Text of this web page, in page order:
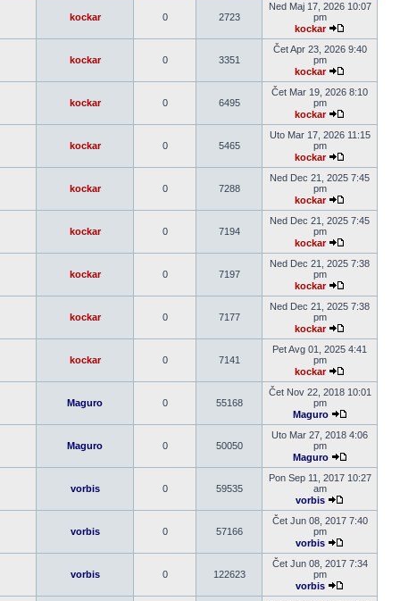
kockar 0 2723
Ned Maj 17, 2026 10:07
pm
kockar
Pogledaj
poslednji
kockar 0 3351
Čet Apr 23, 2026 9:40
pm
kockar
Pogledaj
poslednji
kockar 0 6495
Čet Mar 19, 2026 8:10
pm
kockar
Pogledaj
poslednji
kockar 0 5465
Uto Mar 17, 2026 11:15
pm
kockar
Pogledaj
poslednji
kockar 0 7288
Ned Dec 21, 2025 7:45
pm
kockar
Pogledaj
poslednji
kockar 0 7194
Ned Dec 21, 2025 7:45
pm
kockar
Pogledaj
poslednji
kockar 0 7197
Ned Dec 21, 2025 7:38
pm
kockar
Pogledaj
poslednji
kockar 0 7177
Ned Dec 21, 2025 7:38
pm
kockar
Pogledaj
poslednji
kockar 0 7141
Pet Avg 01, 2025 4:41
pm
kockar
Pogledaj
poslednji
Maguro 0 55168
Čet Nov 22, 2018 10:01
pm
Maguro
Pogledaj
poslednji
Maguro 0 50050
Uto Mar 27, 2018 4:06
pm
Maguro
Pogledaj
poslednji
vorbis 0 59535
Pon Sep 11, 2017 10:27
am
vorbis
Pogledaj
poslednji
vorbis 0 57166
Čet Jun 08, 2017 7:40
pm
vorbis
Pogledaj
poslednji
vorbis 0 122623
Čet Jun 08, 2017 7:34
pm
vorbis
Pogledaj